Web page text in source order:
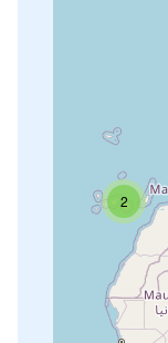
2